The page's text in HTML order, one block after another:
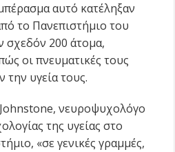
αυτό κατέληξαν
το Πανεπιστήμιο του
σχεδόν 200 άτομα,
οι πνευματικές τους
την υγεία τους.
νευροψυχολόγο
της υγείας στο
«σε γενικές γραμμές,